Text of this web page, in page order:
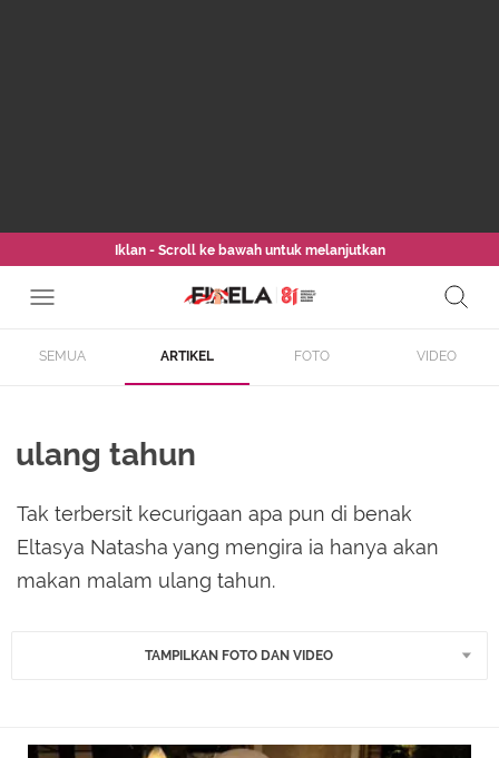
Iklan - Scroll ke bawah untuk melanjutkan
SEMUA ARTIKEL FOTO VIDEO
ulang tahun
Tak terbersit kecurigaan apa pun di benak
Eltasya Natasha yang mengira ia hanya akan
makan malam ulang tahun.
TAMPILKAN FOTO DAN VIDEO